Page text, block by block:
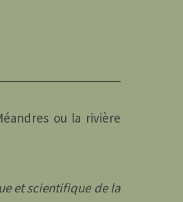
ou la rivière
et scientifique de la